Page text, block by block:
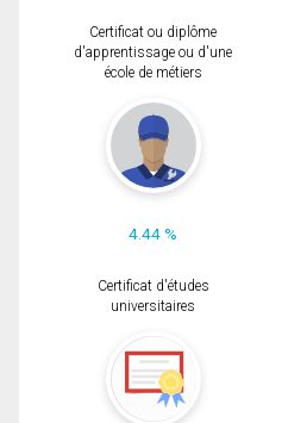
Certificat ou diplôme
d'apprentissage ou d'une
école de métiers
4.44 %
Certificat d'études
universitaires